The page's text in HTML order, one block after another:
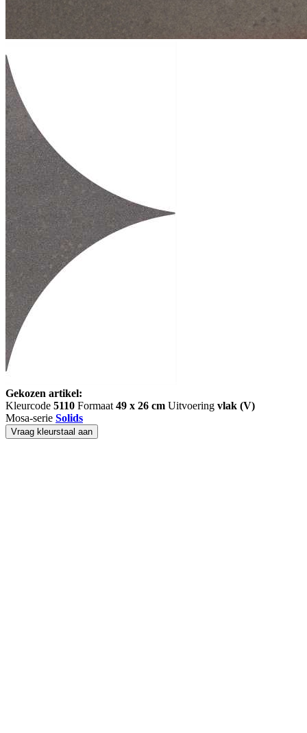
Gekozen artikel:
Kleurcode 5110 Formaat 49 x 26 cm Uitvoering vlak (V)
Mosa-serie Solids
Vraag kleurstaal aan